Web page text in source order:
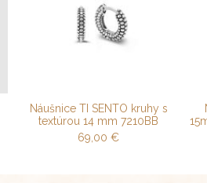
Náušnice TI SENTO kruhy s
textúrou 14 mm 7210BB
69,00€